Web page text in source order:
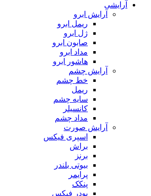
آرایشی
آرایش ابرو
ریمل ابرو
ژل ابرو
صابون ابرو
مداد ابرو
هاشور ابرو
آرایش چشم
خط چشم
ریمل
سایه چشم
کانسیلر
مداد چشم
آرایش صورت
اسپری فیکس
براش
برنز
بیوتی بلندر
پرایمر
پنکک
پودر فیکس